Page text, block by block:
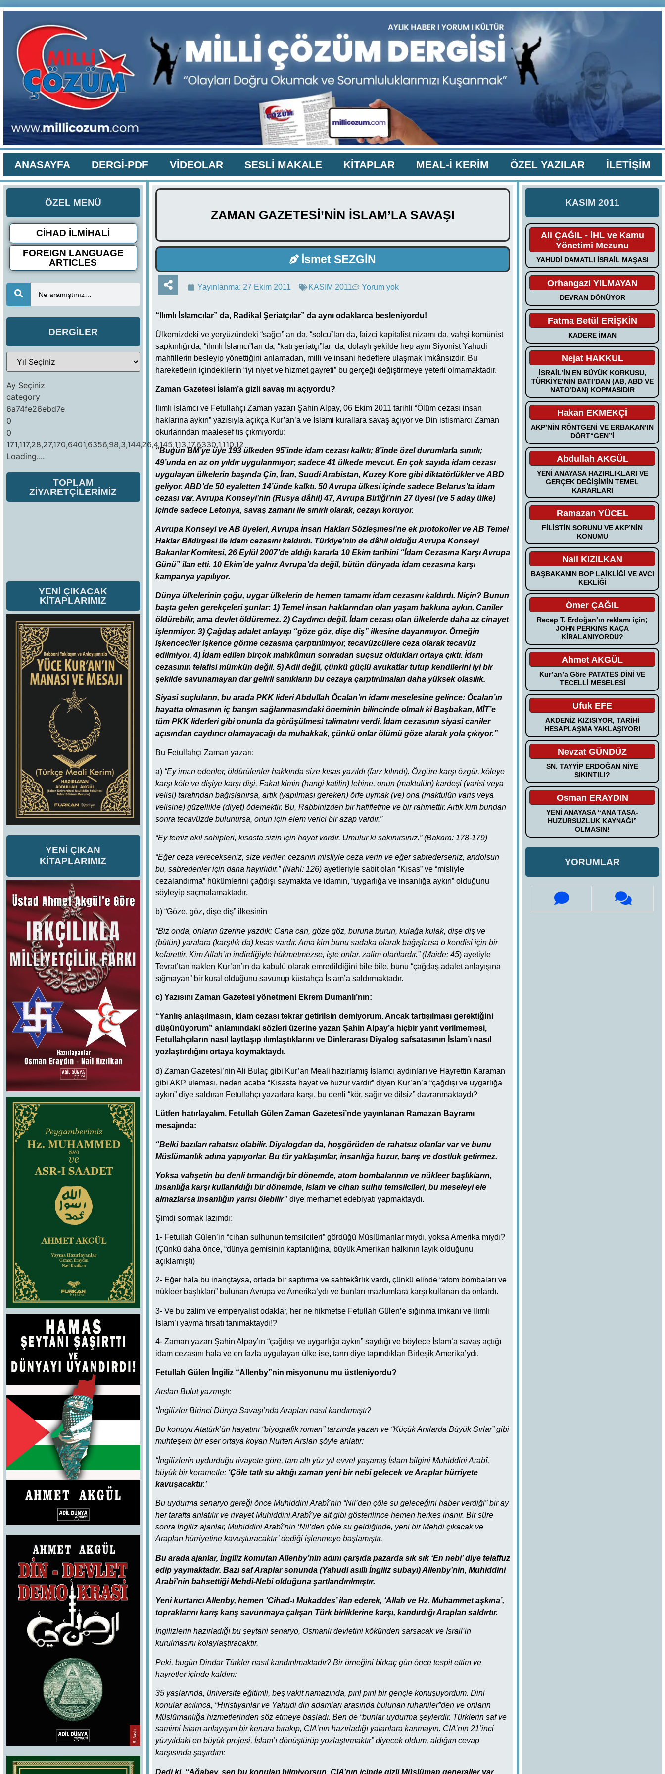
ANASAYFA DERGİ-PDF VİDEOLAR SESLİ MAKALE KİTAPLAR MEAL-İ KERİM ÖZEL YAZILAR İLETİŞİM
ÖZEL MENÜ
CİHAD İLMİHALİ
FOREIGN LANGUAGE
ARTICLES
Ne aramıştınız…
DERGİLER
Ay Seçiniz
category
6a74fe26ebd7e
0
0
171,117,28,27,170,6401,6356,98,3,144,26,4,145,113,17,6330,1,110,12
Loading....
TOPLAM
ZİYARETÇİLERİMİZ
YENİ ÇIKACAK
KİTAPLARIMIZ
YENİ ÇIKAN
KİTAPLARIMIZ
ZAMAN GAZETESİ’NİN İSLAM’LA SAVAŞI
İsmet SEZGİN
Yayınlanma: 27 Ekim 2011 KASIM 2011 Yorum yok
“Ilımlı İslamcılar” da, Radikal Şeriatçılar” da aynı odaklarca besleniyordu!
Ülkemizdeki ve yeryüzündeki “sağcı”ları da, “solcu”ları da, faizci kapitalist nizamı da, vahşi komünist
sapkınlığı da, “ılımlı İslamcı”ları da, “katı şeriatçı”ları da, dolaylı şekilde hep aynı Siyonist Yahudi
mahfillerin besleyip yönettiğini anlamadan, milli ve insani hedeflere ulaşmak imkânsızdır. Bu
hareketlerin içindekilerin “iyi niyet ve hizmet gayreti” bu gerçeği değiştirmeye yeterli olmamaktadır.
Zaman Gazetesi İslam’a gizli savaş mı açıyordu?
Ilımlı İslamcı ve Fetullahçı Zaman yazarı Şahin Alpay, 06 Ekim 2011 tarihli “Ölüm cezası insan
haklarına aykırı” yazısıyla açıkça Kur’an’a ve İslami kurallara savaş açıyor ve Din istismarcı Zaman
okurlarından maalesef tıs çıkmıyordu:
“Bugün BM’ye üye 193 ülkeden 95’inde idam cezası kalktı; 8’inde özel durumlarla sınırlı;
49’unda en az on yıldır uygulanmıyor; sadece 41 ülkede mevcut. En çok sayıda idam cezası
uygulayan ülkelerin başında Çin, İran, Suudi Arabistan, Kuzey Kore gibi diktatörlükler ve ABD
geliyor. ABD’de 50 eyaletten 14’ünde kalktı. 50 Avrupa ülkesi içinde sadece Belarus’ta idam
cezası var. Avrupa Konseyi’nin (Rusya dâhil) 47, Avrupa Birliği’nin 27 üyesi (ve 5 aday ülke)
içinde sadece Letonya, savaş zamanı ile sınırlı olarak, cezayı koruyor.
Avrupa Konseyi ve AB üyeleri, Avrupa İnsan Hakları Sözleşmesi’ne ek protokoller ve AB Temel
Haklar Bildirgesi ile idam cezasını kaldırdı. Türkiye’nin de dâhil olduğu Avrupa Konseyi
Bakanlar Komitesi, 26 Eylül 2007’de aldığı kararla 10 Ekim tarihini “İdam Cezasına Karşı Avrupa
Günü” ilan etti. 10 Ekim’de yalnız Avrupa’da değil, bütün dünyada idam cezasına karşı
kampanya yapılıyor.
Dünya ülkelerinin çoğu, uygar ülkelerin de hemen tamamı idam cezasını kaldırdı. Niçin? Bunun
başta gelen gerekçeleri şunlar: 1) Temel insan haklarından olan yaşam hakkına aykırı. Caniler
öldürebilir, ama devlet öldüremez. 2) Caydırıcı değil. İdam cezası olan ülkelerde daha az cinayet
işlenmiyor. 3) Çağdaş adalet anlayışı “göze göz, dişe diş” ilkesine dayanmıyor. Örneğin
işkenceciler işkence görme cezasına çarptırılmıyor, tecavüzcülere ceza olarak tecavüz
edilmiyor. 4) İdam edilen birçok mahkûmun sonradan suçsuz oldukları ortaya çıktı. İdam
cezasının telafisi mümkün değil. 5) Adil değil, çünkü güçlü avukatlar tutup kendilerini iyi bir
şekilde savunamayan dar gelirli sanıkların bu cezaya çarptırılmaları daha yüksek olasılık.
Siyasi suçluların, bu arada PKK lideri Abdullah Öcalan’ın idamı meselesine gelince: Öcalan’ın
hayatta olmasının iç barışın sağlanmasındaki öneminin bilincinde olmalı ki Başbakan, MİT’e
tüm PKK liderleri gibi onunla da görüşülmesi talimatını verdi. İdam cezasının siyasi caniler
açısından caydırıcı olamayacağı da muhakkak, çünkü onlar ölümü göze alarak yola çıkıyor.”
Bu Fetullahçı Zaman yazarı:
a) “Ey iman edenler, öldürülenler hakkında size kısas yazıldı (farz kılındı). Özgüre karşı özgür, köleye
karşı köle ve dişiye karşı dişi. Fakat kimin (hangi katilin) lehine, onun (maktulün) kardeşi (varisi veya
velisi) tarafından bağışlanırsa, artık (yapılması gereken) örfe uymak (ve) ona (maktulün varis veya
velisine) güzellikle (diyet) ödemektir. Bu, Rabbinizden bir hafifletme ve bir rahmettir. Artık kim bundan
sonra tecavüzde bulunursa, onun için elem verici bir azap vardır.”
“Ey temiz akıl sahipleri, kısasta sizin için hayat vardır. Umulur ki sakınırsınız.” (Bakara: 178-179)
“Eğer ceza verecekseniz, size verilen cezanın misliyle ceza verin ve eğer sabrederseniz, andolsun
bu, sabredenler için daha hayırlıdır.” (Nahl: 126)ayetleriyle sabit olan “Kısas” ve “misliyle
cezalandırma” hükümlerini çağdışı saymakta ve idamın, “uygarlığa ve insanlığa aykırı” olduğunu
söyleyip saçmalamaktadır.
b) “Göze, göz, dişe diş” ilkesinin
“Biz onda, onların üzerine yazdık: Cana can, göze göz, buruna burun, kulağa kulak, dişe diş ve
(bütün) yaralara (karşılık da) kısas vardır. Ama kim bunu sadaka olarak bağışlarsa o kendisi için bir
kefarettir. Kim Allah’ın indirdiğiyle hükmetmezse, işte onlar, zalim olanlardır.” (Maide: 45) ayetiyle
Tevrat’tan naklen Kur’an’ın da kabulü olarak emredildiğini bile bile, bunu “çağdaş adalet anlayışına
sığmayan” bir kural olduğunu savunup küstahça İslam’a saldırmaktadır.
c) Yazısını Zaman Gazetesi yönetmeni Ekrem Dumanlı’nın:
“Yanlış anlaşılmasın, idam cezası tekrar getirilsin demiyorum. Ancak tartışılması gerektiğini
düşünüyorum” anlamındaki sözleri üzerine yazan Şahin Alpay’a hiçbir yanıt verilmemesi,
Fetullahçıların nasıl laytlaşıp ılımlaştıklarını ve Dinlerarası Diyalog safsatasının İslam’ı nasıl
yozlaştırdığını ortaya koymaktaydı.
d) Zaman Gazetesi’nin Ali Bulaç gibi Kur’an Meali hazırlamış İslamcı aydınları ve Hayrettin Karaman
gibi AKP uleması, neden acaba “Kısasta hayat ve huzur vardır” diyen Kur’an’a “çağdışı ve uygarlığa
aykırı” diye saldıran Fetullahçı yazarlara karşı, bu denli “kör, sağır ve dilsiz” davranmaktaydı?
Lütfen hatırlayalım. Fetullah Gülen Zaman Gazetesi’nde yayınlanan Ramazan Bayramı
mesajında:
“Belki bazıları rahatsız olabilir. Diyalogdan da, hoşgörüden de rahatsız olanlar var ve bunu
Müslümanlık adına yapıyorlar. Bu tür yaklaşımlar, insanlığa huzur, barış ve dostluk getirmez.
Yoksa vahşetin bu denli tırmandığı bir dönemde, atom bombalarının ve nükleer başlıkların,
insanlığa karşı kullanıldığı bir dönemde, İslam ve cihan sulhu temsilcileri, bu meseleyi ele
almazlarsa insanlığın yarısı ölebilir”diye merhamet edebiyatı yapmaktaydı.
Şimdi sormak lazımdı:
1- Fetullah Gülen’in “cihan sulhunun temsilcileri” gördüğü Müslümanlar mıydı, yoksa Amerika mıydı?
(Çünkü daha önce, “dünya gemisinin kaptanlığına, büyük Amerikan halkının layık olduğunu
açıklamıştı)
2- Eğer hala bu inançtaysa, ortada bir saptırma ve sahtekârlık vardı, çünkü elinde “atom bombaları ve
nükleer başlıkları” bulunan Avrupa ve Amerika’ydı ve bunları mazlumlara karşı kullanan da onlardı.
3- Ve bu zalim ve emperyalist odaklar, her ne hikmetse Fetullah Gülen’e sığınma imkanı ve Ilımlı
İslam’ı yayma fırsatı tanımaktaydı!?
4- Zaman yazarı Şahin Alpay’ın “çağdışı ve uygarlığa aykırı” saydığı ve böylece İslam’a savaş açtığı
idam cezasını hala ve en fazla uygulayan ülke ise, tanrı diye tapındıkları Birleşik Amerika’ydı.
Fetullah Gülen İngiliz “Allenby”nin misyonunu mu üstleniyordu?
Arslan Bulut yazmıştı:
“İngilizler Birinci Dünya Savaşı’nda Arapları nasıl kandırmıştı?
Bu konuyu Atatürk’ün hayatını “biyografik roman” tarzında yazan ve “Küçük Anılarda Büyük Sırlar” gibi
muhteşem bir eser ortaya koyan Nurten Arslan şöyle anlatır:
“İngilizlerin uydurduğu rivayete göre, tam altı yüz yıl evvel yaşamış İslam bilgini Muhiddini Arabî,
büyük bir kerametle: ‘Çöle tatlı su aktığı zaman yeni bir nebi gelecek ve Araplar hürriyete
kavuşacaktır.’
Bu uydurma senaryo gereği önce Muhiddini Arabî’nin “Nil’den çöle su geleceğini haber verdiği” bir ay
her tarafta anlatılır ve rivayet Muhiddini Arabî’ye ait gibi gösterilince hemen herkes inanır. Bir süre
sonra İngiliz ajanlar, Muhiddini Arabî’nin ‘Nil’den çöle su geldiğinde, yeni bir Mehdi çıkacak ve
Arapları hürriyetine kavuşturacaktır’ dediği işlenmeye başlamıştır.
Bu arada ajanlar, İngiliz komutan Allenby’nin adını çarşıda pazarda sık sık ‘En nebi’ diye telaffuz
edip yaymaktadır. Bazı saf Araplar sonunda (Yahudi asıllı İngiliz subayı) Allenby’nin, Muhiddini
Arabî’nin bahsettiği Mehdi-Nebi olduğuna şartlandırılmıştır.
Yeni kurtarıcı Allenby, hemen ‘Cihad-ı Mukaddes’ ilan ederek, ‘Allah ve Hz. Muhammet aşkına’,
topraklarını karış karış savunmaya çalışan Türk birliklerine karşı, kandırdığı Arapları saldırtır.
İngilizlerin hazırladığı bu şeytani senaryo, Osmanlı devletini kökünden sarsacak ve İsrail’in
kurulmasını kolaylaştıracaktır.
Peki, bugün Dindar Türkler nasıl kandırılmaktadır? Bir örneğini birkaç gün önce tespit ettim ve
hayretler içinde kaldım:
35 yaşlarında, üniversite eğitimli, beş vakit namazında, pırıl pırıl bir gençle konuşuyordum. Dini
konular açılınca, “Hıristiyanlar ve Yahudi din adamları arasında bulunan ruhaniler”den ve onların
Müslümanlığa hizmetlerinden söz etmeye başladı. Ben de “bunlar uydurma şeylerdir. Türklerin saf ve
samimi İslam anlayışını bir kenara bırakıp, CIA’nın hazırladığı yalanlara kanmayın. CIA’nın 21’inci
yüzyıldaki en büyük projesi, İslam’ı dönüştürüp yozlaştırmaktır” diyecek oldum, aldığım cevap
karşısında şaşırdım:
Dedi ki, “Ağabey, sen bu konuları bilmiyorsun. CIA’nın içinde gizli Müslüman generaller var.
KASIM 2011
Ali ÇAĞIL - İHL ve Kamu
Yönetimi Mezunu
YAHUDİ DAMATLI İSRAİL MAŞASI
Orhangazi YILMAYAN
DEVRAN DÖNÜYOR
Fatma Betül ERİŞKİN
KADERE İMAN
Nejat HAKKUL
İSRAİL’İN EN BÜYÜK KORKUSU,
TÜRKİYE’NİN BATI’DAN (AB, ABD VE
NATO’DAN) KOPMASIDIR
Hakan EKMEKÇİ
AKP’NİN RÖNTGENİ VE ERBAKAN’IN
DÖRT“GEN”İ
Abdullah AKGÜL
YENİ ANAYASA HAZIRLIKLARI VE
GERÇEK DEĞİŞİMİN TEMEL
KARARLARI
Ramazan YÜCEL
FİLİSTİN SORUNU VE AKP’NİN
KONUMU
Nail KIZILKAN
BAŞBAKANIN BOP LAİKLİĞİ VE AVCI
KEKLİĞİ
Ömer ÇAĞIL
Recep T. Erdoğan’ın reklamı için;
JOHN PERKINS KAÇA
KİRALANIYORDU?
Ahmet AKGÜL
Kur’an’a Göre PATATES DİNİ VE
TECELLİ MESELESİ
Ufuk EFE
AKDENİZ KIZIŞIYOR, TARİHİ
HESAPLAŞMA YAKLAŞIYOR!
Nevzat GÜNDÜZ
SN. TAYYİP ERDOĞAN NİYE
SIKINTILI?
Osman ERAYDIN
YENİ ANAYASA “ANA TASA-
HUZURSUZLUK KAYNAĞI”
OLMASIN!
YORUMLAR